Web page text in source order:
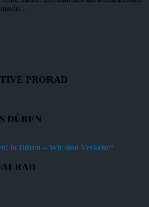
macht…
PRORAD
DÜREN
in Düren – Wir sind Verkehr“